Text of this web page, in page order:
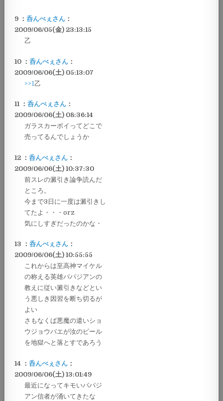
9 ：呑んべぇさん ：
2009/06/05(金) 23:13:15
乙
10 ：呑んべぇさん ：
2009/06/06(土) 05:13:07
>>1乙
11 ：呑んべぇさん ：
2009/06/06(土) 08:36:14
ガラスカーボイってどこで
売ってるんでしょうか
12 ：呑んべぇさん ：
2009/06/06(土) 10:37:30
前スレの澱引き論争読んだ
ところ。
今まで3日に一度は澱引きし
てたよ・・・orz
気にしすぎだったのかな・
13 ：呑んべぇさん ：
2009/06/06(土) 10:55:55
これからは至高神マイケル
の称える英雄パパジアンの
教えに従い澱引きなどとい
う悪しき因習を断ち切るが
よい
さもなくば悪魔の遣いショ
ウジョウバエが汝のビール
を地獄へと落とすであろう
14 ：呑んべぇさん ：
2009/06/06(土) 13:01:49
最近になってキモいパパジ
アン信者が涌いてきたな